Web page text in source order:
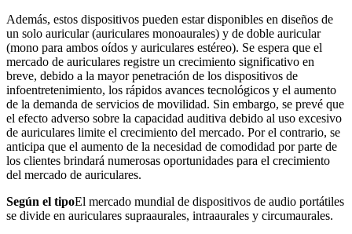
Además, estos dispositivos pueden estar disponibles en diseños de
un solo auricular (auriculares monoaurales) y de doble auricular
(mono para ambos oídos y auriculares estéreo). Se espera que el
mercado de auriculares registre un crecimiento significativo en
breve, debido a la mayor penetración de los dispositivos de
infoentretenimiento, los rápidos avances tecnológicos y el aumento
de la demanda de servicios de movilidad. Sin embargo, se prevé que
el efecto adverso sobre la capacidad auditiva debido al uso excesivo
de auriculares limite el crecimiento del mercado. Por el contrario, se
anticipa que el aumento de la necesidad de comodidad por parte de
los clientes brindará numerosas oportunidades para el crecimiento
del mercado de auriculares.
Según el tipoEl mercado mundial de dispositivos de audio portátiles
se divide en auriculares supraaurales, intraaurales y circumaurales.